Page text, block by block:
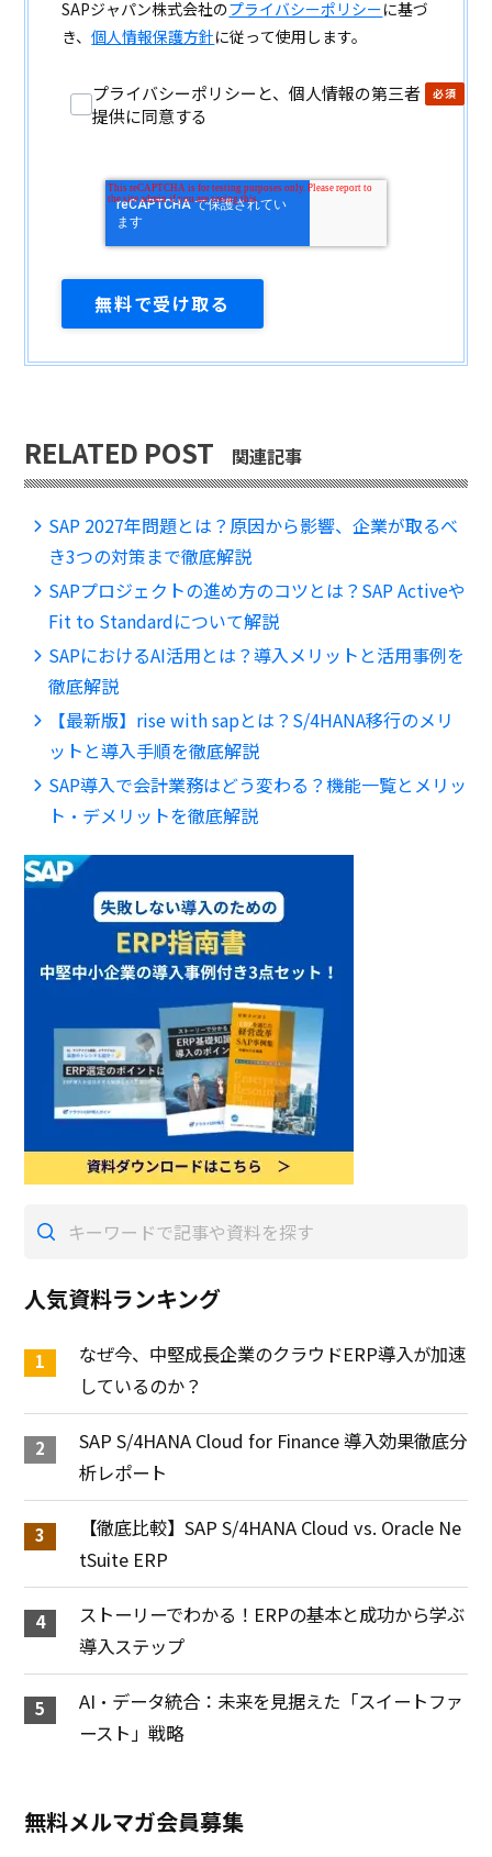
SAPジャパン株式会社のプライバシーポリシーに基づ
き、個人情報保護方針に従って使用します。
プライバシーポリシーと、個人情報の第三者
提供に同意する
RELATED POST 関連記事
SAP 2027年問題とは？原因から影響、企業が取るべ
き3つの対策まで徹底解説
SAPプロジェクトの進め方のコツとは？SAP Activeや
Fit to Standardについて解説
SAPにおけるAI活用とは？導入メリットと活用事例を
徹底解説
【最新版】rise with sapとは？S/4HANA移行のメリ
ットと導入手順を徹底解説
SAP導入で会計業務はどう変わる？機能一覧とメリッ
ト・デメリットを徹底解説
人気資料ランキング
なぜ今、中堅成長企業のクラウドERP導入が加速
しているのか？
SAP S/4HANA Cloud for Finance 導入効果徹底分
析レポート
【徹底比較】SAP S/4HANA Cloud vs. Oracle Ne
tSuite ERP
ストーリーでわかる！ERPの基本と成功から学ぶ
導入ステップ
AI・データ統合：未来を見据えた「スイートファ
ースト」戦略
無料メルマガ会員募集